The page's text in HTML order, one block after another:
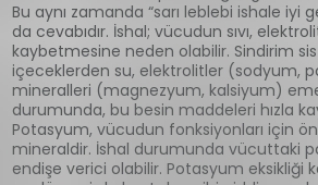
Bu aynı zamanda “sarı leblebi ishale iyi
da cevabıdır. İshal; vücudun sıvı,
kaybetmesine neden olabilir. Sindirim
içeceklerden su, elektrolitler (sodyum,
mineralleri (magnezyum, kalsiyum)
durumunda, bu besin maddeleri hızla
Potasyum, vücudun fonksiyonları için
mineraldir. İshal durumunda vücuttaki
endişe verici olabilir. Potasyum eksikliği